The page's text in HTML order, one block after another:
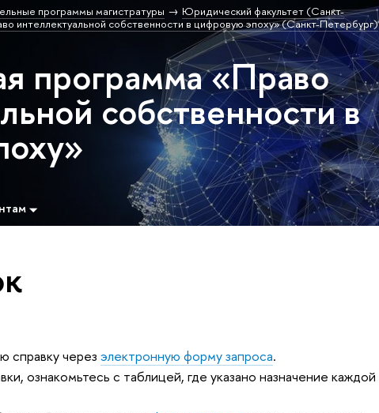
программы магистратуры
Юридический факультет (Санкт-
интеллектуальной собственности в цифровую эпоху» (Санкт-Петербург)
программа «Право
собственности в
справку черезэлектронную форму запроса.
ознакомьтесь с таблицей, где указано назначение каждой